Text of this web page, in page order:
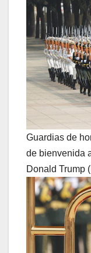
Guardias de
de bienvenida
Donald Trump